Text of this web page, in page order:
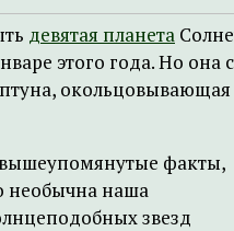
девятая планета
этого года. Но
вышеупомянутые факты,
необычна наша
звезд